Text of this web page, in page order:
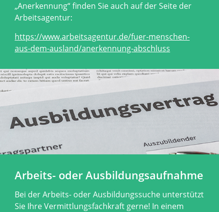
„Anerkennung“ finden Sie auch auf der Seite der
Arbeitsagentur:
https://www.arbeitsagentur.de/fuer-menschen-
aus-dem-ausland/anerkennung-abschluss
Arbeits- oder Ausbildungsaufnahme
Bei der Arbeits- oder Ausbildungssuche unterstützt
Sie Ihre Vermittlungsfachkraft gerne! In einem